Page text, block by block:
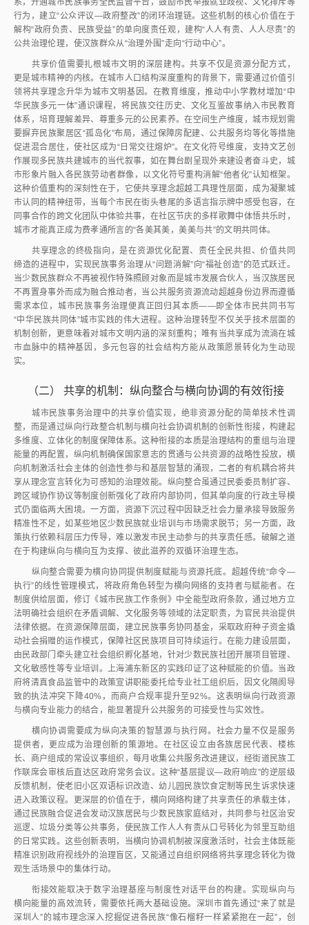
系，开通城市民族事务全民监督平台，鼓励市民举报就业歧视、文化排斥等
行为，建立“公众评议—政府整改”的闭环治理链。这些机制的核心价值在于
解构“政府负责、民族受益”的单向度责任观，建构“人人有责、人人尽责”的
公共治理伦理，使汉族群众从“治理外围”走向“行动中心”。
共享价值需要扎根城市文明的深层建构。共享不仅是资源分配方式，
更是城市精神的内核。在城市人口结构深度重构的背景下，需要通过价值引
领将共享理念升华为城市文明基因。在教育维度，推动中小学教材增加“中
华民族多元一体”通识课程，将民族交往历史、文化互鉴故事纳入市民教育
体系，培育理解差异、尊重多元的公民素养。在空间生产维度，城市规划需
要摒弃民族聚居区“孤岛化”布局，通过保障房配建、公共服务均等化等措施
促进混合居住，使社区成为“日常交往熔炉”。在文化符号维度，支持文艺创
作展现多民族共建城市的当代叙事，如在舞台剧呈现外来建设者奋斗史，城
市形象片融入各民族劳动者群像，以文化符号重构消解“他者化”认知框架。
这种价值重构的深刻性在于，它使共享理念超越工具理性层面，成为凝聚城
市认同的精神纽带，当每个市民在街头巷尾的多语言指示牌中感受包容，在
同事合作的跨文化团队中体验共事，在社区节庆的多样歌舞中体悟共乐时，
城市才能真正成为费孝通所言的“各美其美，美美与共”的文明共同体。
共享理念的终极指向，是在资源优化配置、责任全民共担、价值共同
缔造的进程中，实现民族事务治理从“问题消解”向“福祉创造”的范式跃迁。
当少数民族群众不再被视作特殊照顾对象而是城市发展合伙人，当汉族居民
不再置身事外而成为融合推动者，当公共服务资源流动超越身份边界而遵循
需求本位，城市民族事务治理便真正回归其本质——即全体市民共同书写
“中华民族共同体”城市实践的伟大进程。这种治理转型不仅关乎技术层面的
机制创新，更意味着对城市文明内涵的深刻重构；唯有当共享成为流淌在城
市血脉中的精神基因，多元包容的社会结构方能从政策愿景转化为生动现
实。
（二） 共享的机制：纵向整合与横向协调的有效衔接
城市民族事务治理中的共享价值实现，绝非资源分配的简单技术性调
整，而是通过纵向行政整合机制与横向社会协调机制的创新性衔接，构建起
多维度、立体化的制度保障体系。这种衔接的本质是治理结构的重组与治理
能量的再配置，纵向机制确保国家意志的贯通与公共资源的战略性投放，横
向机制激活社会主体的创造性参与和基层智慧的涌现，二者的有机耦合将共
享从理念宣言转化为可感知的治理效能。纵向整合虽通过民委委员制扩容、
跨区域协作协议等制度创新强化了政府内部协同，但其单向度的行政主导模
式仍面临两大困境。一方面，资源下沉过程中因缺乏社会力量承接导致服务
精准性不足，如某些地区少数民族就业培训与市场需求脱节；另一方面，政
策执行依赖科层压力传导，难以激发市民主动参与的共享责任感。破解之道
在于构建纵向与横向互为支撑、彼此滋养的双循环治理生态。
纵向整合需要为横向协同提供制度赋能与资源托底。超越传统“命令—
执行”的线性管理模式，将政府角色转型为横向网络的支持者与赋能者。在
制度供给层面，修订《城市民族工作条例》中全能型政府条款，通过地方立
法明确社会组织在矛盾调解、文化服务等领域的法定职责，为官民共治提供
法律依据。在资源保障层面，建立民族事务协同基金，采取政府种子资金撬
动社会捐赠的运作模式，保障社区民族项目可持续运行。在能力建设层面，
由民政部门牵头建立社会组织孵化基地，针对少数民族社团开展项目管理、
文化敏感性等专业培训。上海浦东新区的实践印证了这种赋能的价值。当政
府将清真食品监管中的政策宣讲职能委托给专业社工组织后，因文化隔阂导
致的执法冲突下降40%，而商户合规率提升至92%。这表明纵向行政资源
与横向专业能力的结合，能显著提升公共服务的可接受性与实效性。
横向协调需要成为纵向决策的智慧源与执行网。社会力量不仅是服务
提供者，更应成为治理创新的策源地。在社区设立由各族居民代表、楼栋
长、商户组成的常设议事组织，每月收集公共服务改进建议，经街道民族工
作联席会审核后直达区政府常务会议。这种“基层提议—政府响应”的逆层级
反馈机制，使老旧小区双语标识改造、幼儿园民族饮食定制等民生诉求快速
进入政策议程。更深层的价值在于，横向网络构建了共享责任的承载主体，
通过民族融合促进会发动汉族居民与少数民族家庭结对，共同参与社区治安
巡逻、垃圾分类等公共事务，使民族工作人人有责从口号转化为邻里互助组
的日常实践。这些创新表明，当横向协调机制被深度激活时，社会主体既能
精准识别政府视线外的治理盲区，又能通过自组织网络将共享理念转化为微
观生活场景中的集体行动。
衔接效能取决于数字治理基座与制度性对话平台的构建。实现纵向与
横向能量的高效流转，需要依托两大基础设施。深圳市首先通过“来了就是
深圳人”的城市理念深入挖掘促进各民族“像石榴籽一样紧紧抱在一起”，创